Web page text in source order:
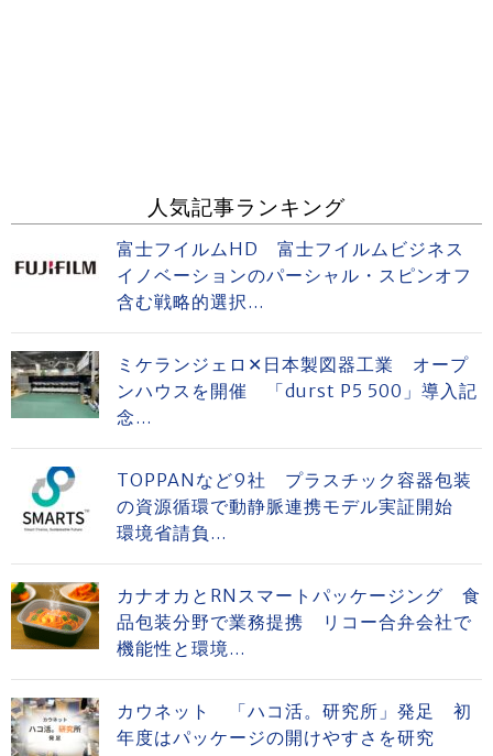
人気記事ランキング
富士フイルムHD 富士フイルムビジネス
イノベーションのパーシャル・スピンオフ
含む戦略的選択...
ミケランジェロ✕日本製図器工業 オープ
ンハウスを開催 「durst P5 500」導入記
念...
TOPPANなど9社 プラスチック容器包装
の資源循環で動静脈連携モデル実証開始
環境省請負...
カナオカとRNスマートパッケージング 食
品包装分野で業務提携 リコー合弁会社で
機能性と環境...
カウネット 「ハコ活。研究所」発足 初
年度はパッケージの開けやすさを研究